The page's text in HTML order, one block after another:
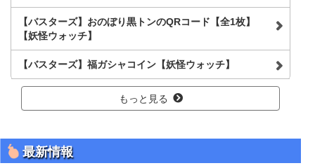
【バスターズ】おのぼり黒トンのQRコード【全1枚】
【妖怪ウォッチ】
【バスターズ】福ガシャコイン【妖怪ウォッチ】
もっと見る
最新情報